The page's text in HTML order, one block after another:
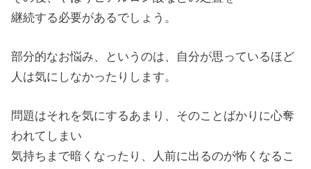
継続する必要があるでしょう。
部分的なお悩み、というのは、自分が思っているほど
人は気にしなかったりします。
問題はそれを気にするあまり、そのことばかりに心奪
われてしまい
気持ちまで暗くなったり、人前に出るのが怖くなるこ